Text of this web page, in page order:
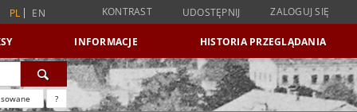
PL EN KONTRAST UDOSTĘPNIJ ZALOGUJ SIĘ
INFORMACJE HISTORIA PRZEGLĄDANIA
?